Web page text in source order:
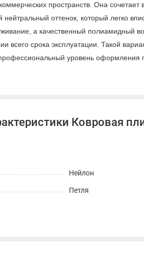
пространств. Она сочетает
нейтральный оттенок, который легко
а качественный полиамидный
всего срока эксплуатации. Такой
профессиональный уровень оформления
Ковровая
Нейлон
Петля